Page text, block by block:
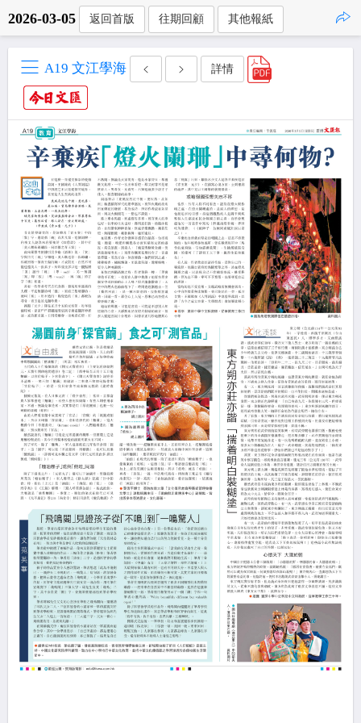
2026-03-05 返回首版 往期回顧 其他報紙
A19 文江學海 詳情
點擊複製